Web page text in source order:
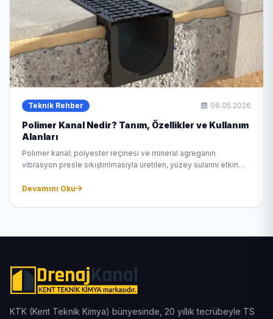
Teknik Rehber 06.05.2026
Polimer Kanal Nedir? Tanım, Özellikler ve Kullanım
Alanları
Polimer kanal; polyester reçinesi ve mineral agreganın
vibrasyon presle sıkıştırılmasıyla üretilen, yüzey sularını etkin
Devamını Oku
KTK (Kent Teknik Kimya) bünyesinde, 20 yıllık tecrübeyle TS